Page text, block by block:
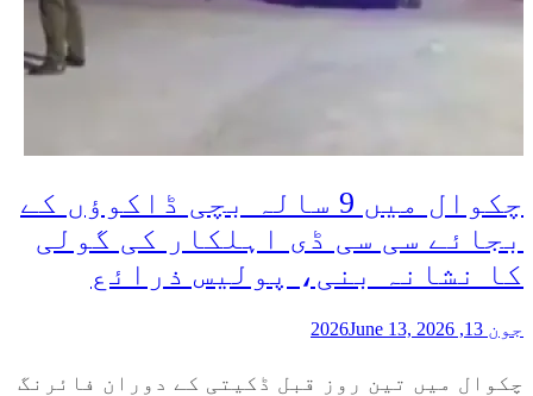
چکوال میں 9 سالہ بچی ڈاکوؤں کے
بجائے سی سی ڈی اہلکار کی گولی
کا نشانہ بنی، پولیس ذرائع
جون 13, 2026 June 13, 2026
چکوال میں تین روز قبل ڈکیتی کے دوران فائرنگ